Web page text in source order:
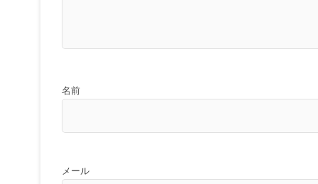
名前
メール